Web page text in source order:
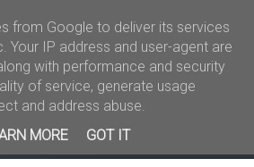
ήλθατε Kral News
from Google to deliver its services
Your IP address and user-agent are
with performance and security
of service, generate usage
and address abuse.
MORE
GOT IT